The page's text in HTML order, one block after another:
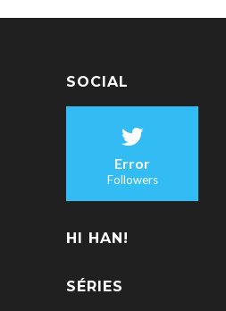
SOCIAL
Error
Followers
HI HAN!
SÉRIES